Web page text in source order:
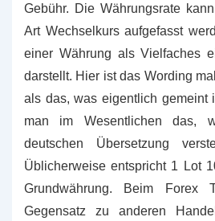
Gebühr. Die Währungsrate
Art Wechselkurs aufgefasst
einer Währung als Vielfaches
darstellt. Hier ist das Wording
als das, was eigentlich gemeint
man im Wesentlichen das,
deutschen Übersetzung
Üblicherweise entspricht 1 Lot
Grundwährung. Beim
Gegensatz zu anderen